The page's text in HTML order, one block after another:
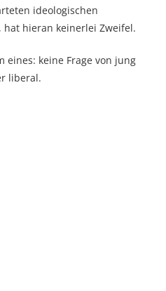
ideologischen
hieran keinerlei Zweifel.
eines: keine Frage von jung
liberal.